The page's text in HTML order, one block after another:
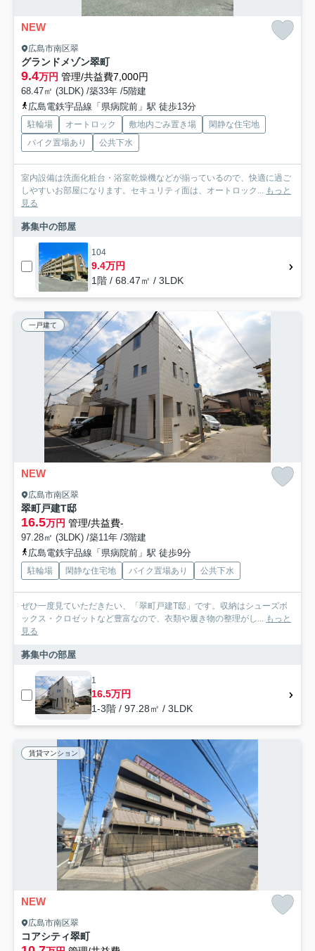
NEW
広島市南区翠
グランドメゾン翠町
9.4万円 管理/共益費7,000円
68.47㎡ (3LDK) /築33年 /5階建
広島電鉄宇品線「県病院前」駅 徒歩13分
駐輪場 オートロック 敷地内ごみ置き場
閑静な住宅地
バイク置場あり
公共下水
室内設備は洗面化粧台・浴室乾燥機などが揃っているので、快適に過ご
しやすいお部屋になります。セキュリティ面は、オートロック... もっと
見る
募集中の部屋
104
9.4万円
1階 / 68.47㎡ / 3LDK
一戸建て
NEW
広島市南区翠
翠町戸建T邸
16.5万円 管理/共益費-
97.28㎡ (3LDK) /築11年 /3階建
広島電鉄宇品線「県病院前」駅 徒歩9分
駐輪場 閑静な住宅地 バイク置場あり 公共下水
ぜひ一度見ていただきたい、「翠町戸建T邸」です。収納はシューズボ
ックス・クロゼットなど豊富なので、衣類や履き物の整理がし... もっと
見る
募集中の部屋
1
16.5万円
1-3階 / 97.28㎡ / 3LDK
賃貸マンション
NEW
広島市南区翠
コアシティ翠町